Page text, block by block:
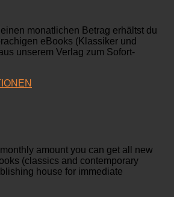
monatlichen Betrag erhältst du
eBooks (Klassiker und
unserem Verlag zum Sofort-
amount you can get all new
(classics and contemporary
house for immediate